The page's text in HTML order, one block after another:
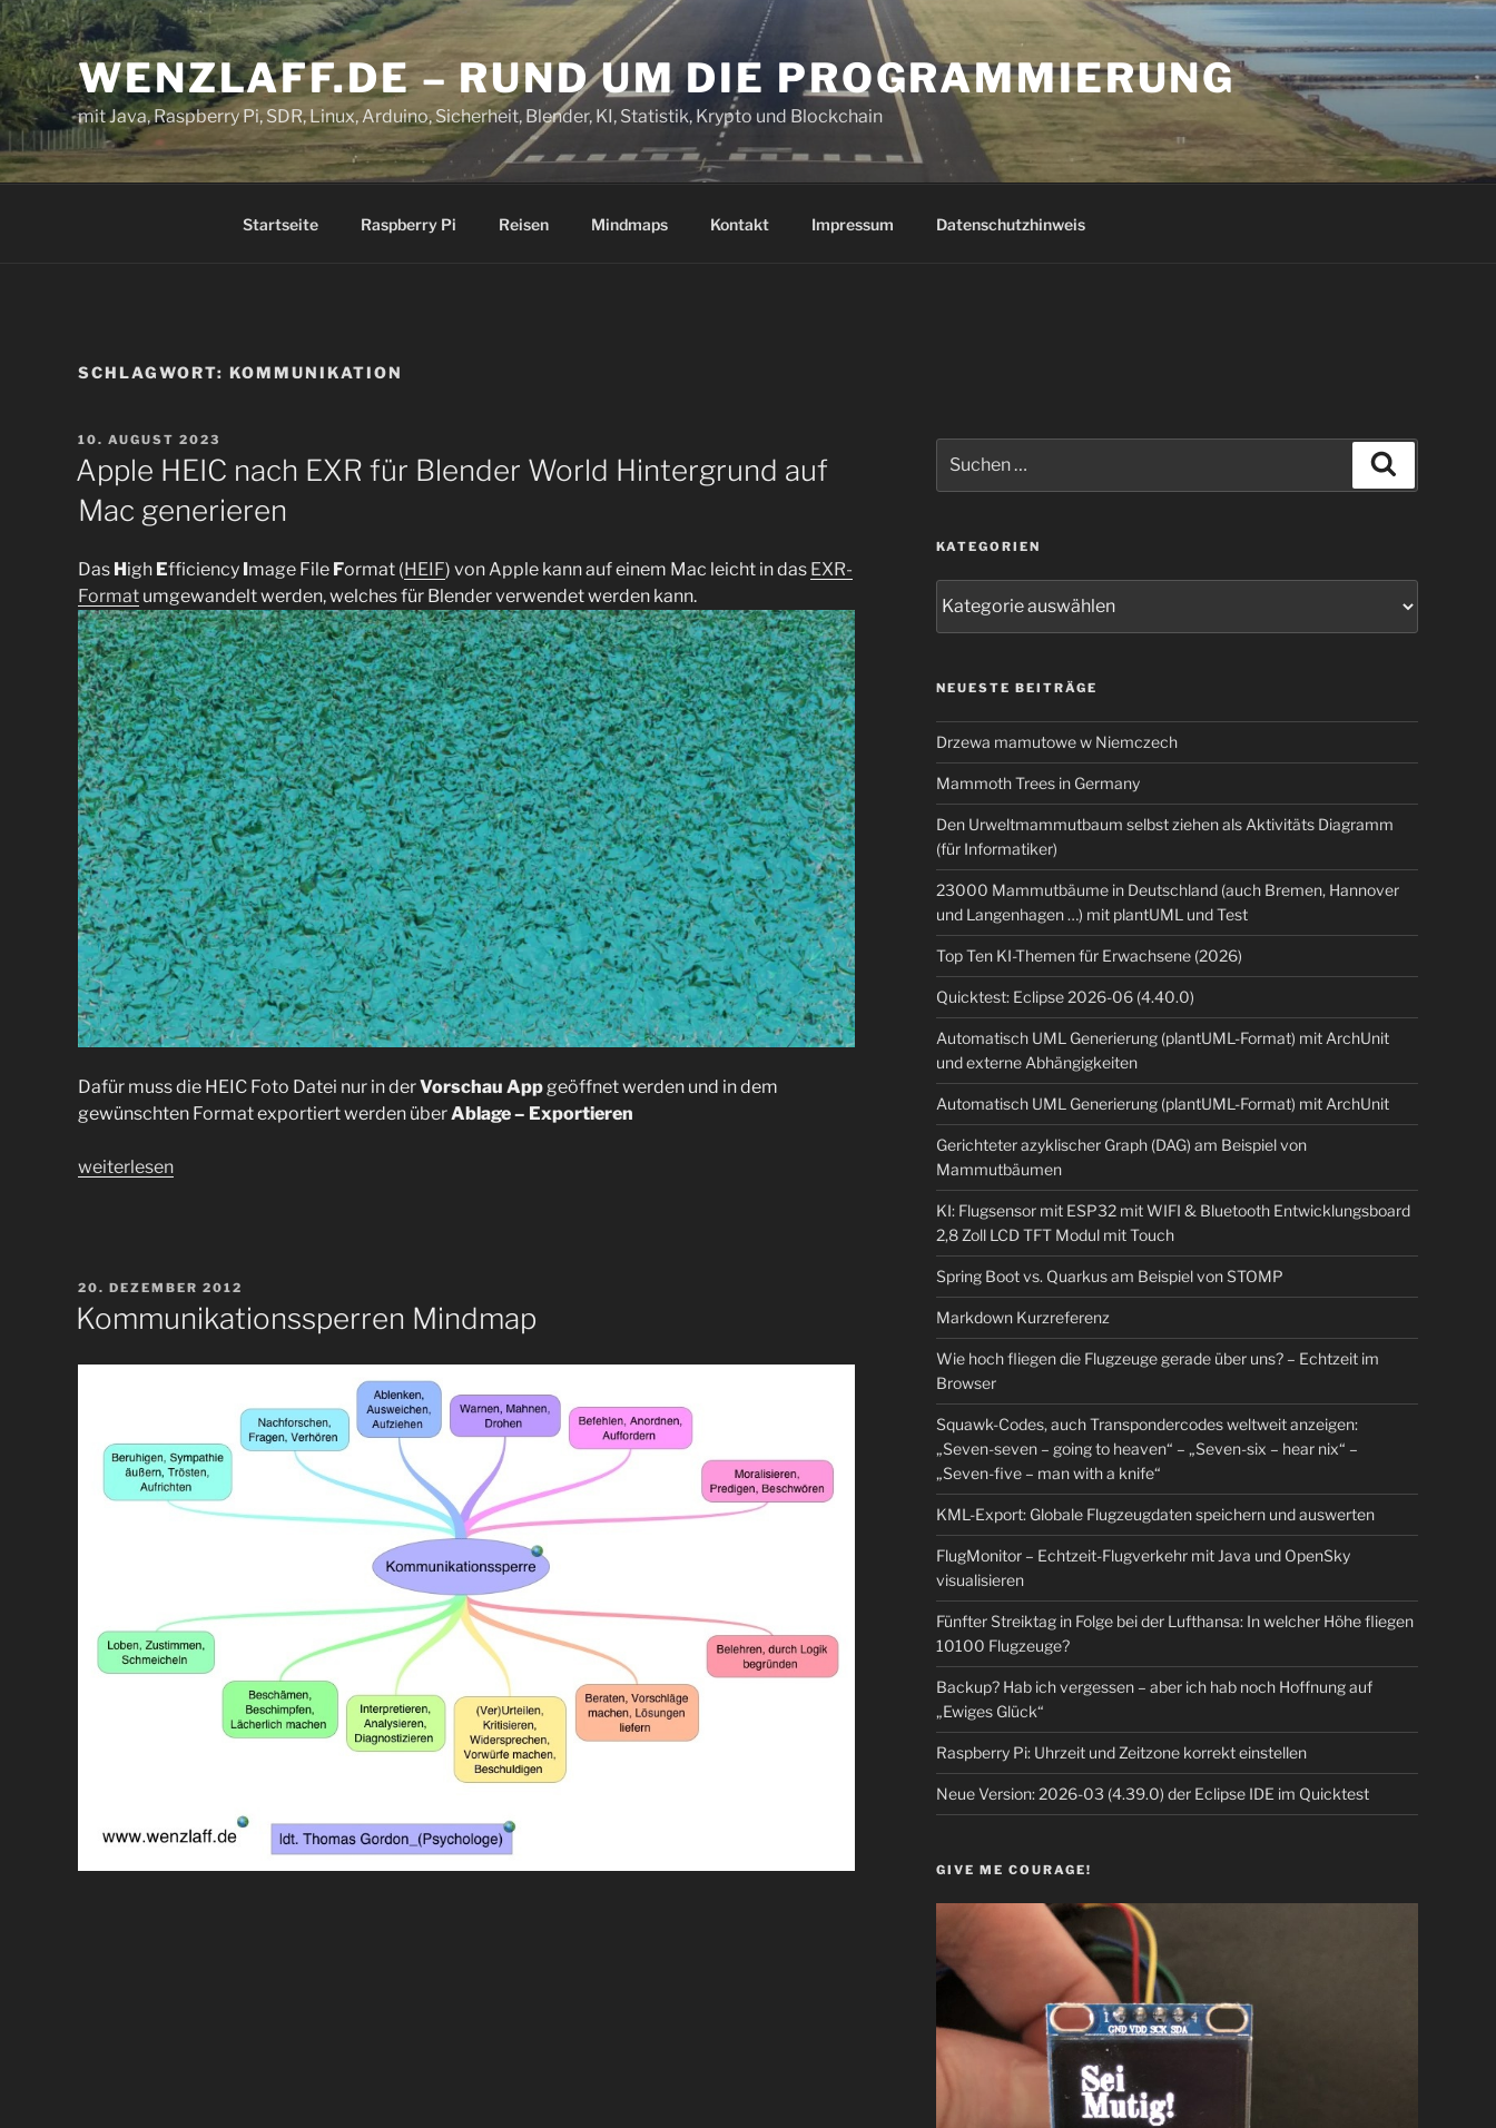
Zum
Inhalt
springen WENZLAFF.DE – RUND UM DIE PROGRAMMIERUNG
mit Java, Raspberry Pi, SDR, Linux, Arduino, Sicherheit, Blender, KI, Statistik, Krypto und Blockchain
Startseite Raspberry Pi Reisen Mindmaps Kontakt Impressum Datenschutzhinweis
SCHLAGWORT: KOMMUNIKATION
VERÖFFENTLICHT
AM
10. AUGUST 2023
Apple HEIC nach EXR für Blender World Hintergrund auf
Mac generieren
Das High Efficiency Image File Format (HEIF) von Apple kann auf einem Mac leicht in das EXR-
Format umgewandelt werden, welches für Blender verwendet werden kann.
Dafür muss die HEIC Foto Datei nur in derVorschau App geöffnet werden und in dem
gewünschten Format exportiert werden überAblage – Exportieren
„Apple
Blender
World
weiterlesen
VERÖFFENTLICHT
AM
20. DEZEMBER 2012
Kommunikationssperren Mindmap
nach:
KATEGORIEN
NEUESTE BEITRÄGE
Drzewa mamutowe w Niemczech
Mammoth Trees in Germany
Den Urweltmammutbaum selbst ziehen als Aktivitäts Diagramm
(für Informatiker)
23000 Mammutbäume in Deutschland (auch Bremen, Hannover
und Langenhagen …) mit plantUML und Test
Top Ten KI-Themen für Erwachsene (2026)
Quicktest: Eclipse 2026-06 (4.40.0)
Automatisch UML Generierung (plantUML-Format) mit ArchUnit
und externe Abhängigkeiten
Automatisch UML Generierung (plantUML-Format) mit ArchUnit
Gerichteter azyklischer Graph (DAG) am Beispiel von
Mammutbäumen
KI: Flugsensor mit ESP32 mit WIFI & Bluetooth Entwicklungsboard
2,8 Zoll LCD TFT Modul mit Touch
Spring Boot vs. Quarkus am Beispiel von STOMP
Markdown Kurzreferenz
Wie hoch fliegen die Flugzeuge gerade über uns? – Echtzeit im
Browser
Squawk-Codes, auch Transpondercodes weltweit anzeigen:
„Seven-seven – going to heaven“ – „Seven-six – hear nix“ –
„Seven-five – man with a knife“
KML-Export: Globale Flugzeugdaten speichern und auswerten
FlugMonitor – Echtzeit-Flugverkehr mit Java und OpenSky
visualisieren
Fünfter Streiktag in Folge bei der Lufthansa: In welcher Höhe fliegen
10100 Flugzeuge?
Backup? Hab ich vergessen – aber ich hab noch Hoffnung auf
„Ewiges Glück“
Raspberry Pi: Uhrzeit und Zeitzone korrekt einstellen
Neue Version: 2026-03 (4.39.0) der Eclipse IDE im Quicktest
GIVE ME COURAGE!